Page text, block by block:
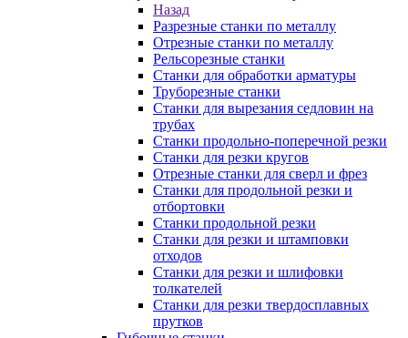
Назад
Разрезные станки по металлу
Отрезные станки по металлу
Рельсорезные станки
Станки для обработки арматуры
Труборезные станки
Станки для вырезания седловин на
трубаx
Станки продольно-поперечной резки
Станки для резки кругов
Отрезные станки для сверл и фрез
Станки для продольной резки и
отбортовки
Станки продольной резки
Станки для резки и штамповки
отходов
Станки для резки и шлифовки
толкателей
Станки для резки твердосплавных
прутков